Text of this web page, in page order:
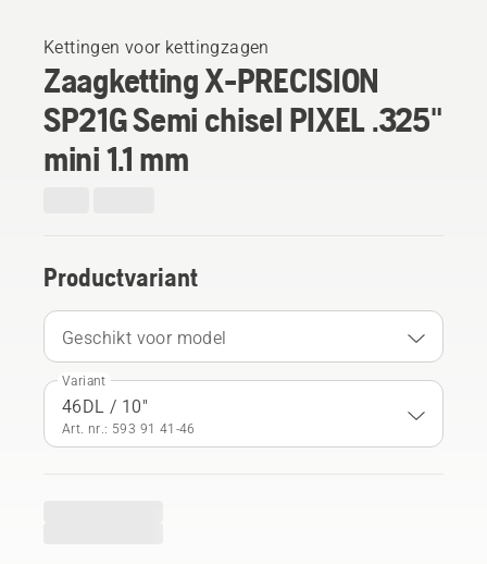
Kettingen voor kettingzagen
Zaagketting X-PRECISION
SP21G Semi chisel PIXEL .325"
mini 1.1 mm
Productvariant
Geschikt voor model
Variant
46DL / 10"
Art. nr.: 593 91 41‑46